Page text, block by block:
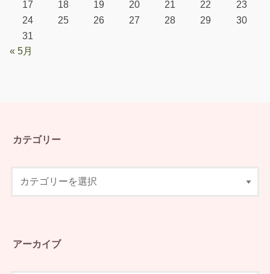
17
18 19 20 21 22
23
24
25 26 27 28 29
30
31
« 5月
カテゴリー
アーカイブ